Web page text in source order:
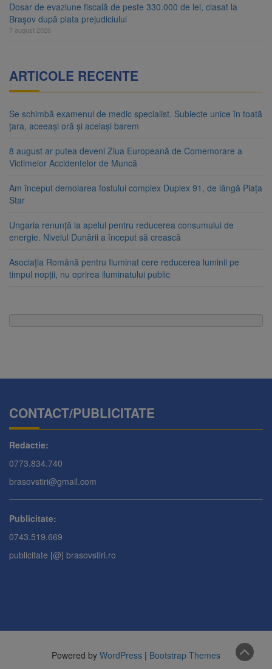
Dosar de evaziune fiscală de peste 330.000 de lei, clasat la
Brașov după plata prejudiciului
7 august 2026
ARTICOLE RECENTE
Se schimbă examenul de medic specialist. Subiecte unice în toată
țara, aceeași oră și același barem
8 august ar putea deveni Ziua Europeană de Comemorare a
Victimelor Accidentelor de Muncă
Am început demolarea fostului complex Duplex 91, de lângă Piața
Star
Ungaria renunță la apelul pentru reducerea consumului de
energie. Nivelul Dunării a început să crească
Asociația Română pentru Iluminat cere reducerea luminii pe
timpul nopții, nu oprirea iluminatului public
CONTACT/PUBLICITATE
Redactie:
0773.834.740
brasovstiri@gmail.com
Publicitate:
0743.519.669
publicitate [@] brasovstiri.ro
Powered by WordPress | Bootstrap Themes